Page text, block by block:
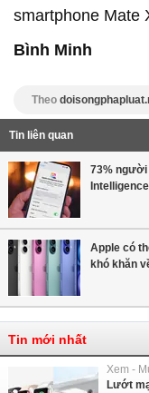
smartphone Mate
Bình Minh
Theo
Tin liên quan
73% người
Apple có
khó khăn
Tin mới nhất
Xem -
Lướt